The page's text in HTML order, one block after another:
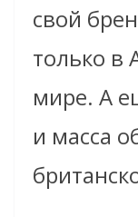
свой
только в
мире. А
и масса